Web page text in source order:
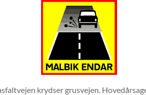
krydser grusvejen.